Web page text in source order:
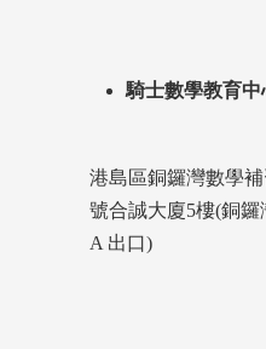
騎士數學教育中
港島區銅鑼灣數學
號合誠大廈5樓(銅
A 出口)